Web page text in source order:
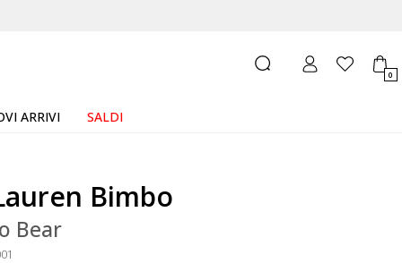
0
ARRIVI SALDI
Bimbo
Bear